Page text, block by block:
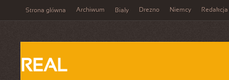
Strona główna Archiwum Biały Drezno Niemcy Redakcja
REAL